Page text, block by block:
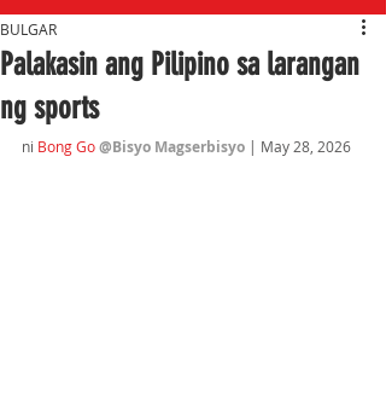
Palakasin ang Pilipino sa larangan
ng sports
BULGAR
ni Bong Go@Bisyo Magserbisyo | May 28, 2026